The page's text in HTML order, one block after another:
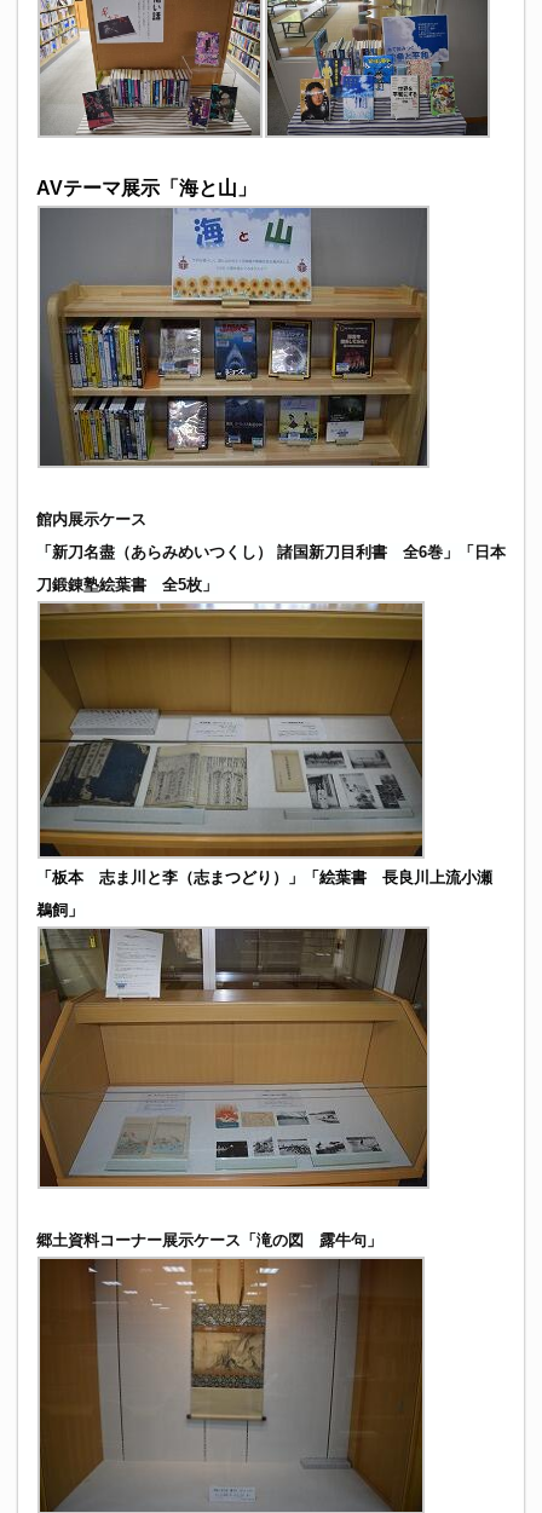
AVテーマ展示「海と山」
館内展示ケース
「新刀名盡（あらみめいつくし） 諸国新刀目利書 全6巻」
「日本
刀鍛錬塾絵葉書 全5枚」
「板本 志ま川と李（志まつどり）」「絵葉書 長良川上流小瀬
鵜飼」
郷土資料コーナー展示ケース「滝の図 露牛句」